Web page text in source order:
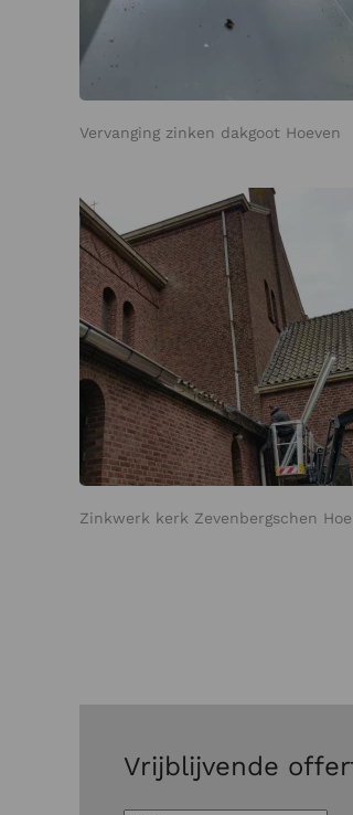
Vervanging zinken dakgoot Hoeven
Zinkwerk kerk Zevenbergschen
Vrijblijvende